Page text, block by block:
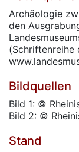
Archäologie
den
(Schriftenreihe
Bildquellen
Bild 1: ©
Bild 2: ©
Stand